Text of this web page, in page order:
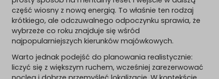
część wiosny z nową energią. To właśnie ten rodzaj
krótkiego, ale odczuwalnego odpoczynku sprawia, że
wybrzeże co roku znajduje się wśród
najpopularniejszych kierunków majówkowych.
Warto jednak podejść do planowania realistycznie:
liczyć się z większym ruchem, wcześniej zarezerwować